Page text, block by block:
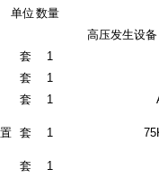
单位 数量
高压发生设备
套 1
套 1
套
1
套 1
套 1